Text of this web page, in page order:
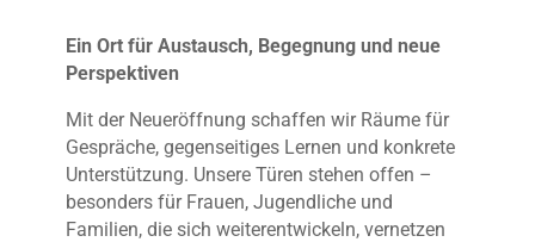
Ein Ort für Austausch, Begegnung und neue
Perspektiven
Mit der Neueröffnung schaffen wir Räume für
Gespräche, gegenseitiges Lernen und konkrete
Unterstützung. Unsere Türen stehen offen –
besonders für Frauen, Jugendliche und
Familien, die sich weiterentwickeln, vernetzen